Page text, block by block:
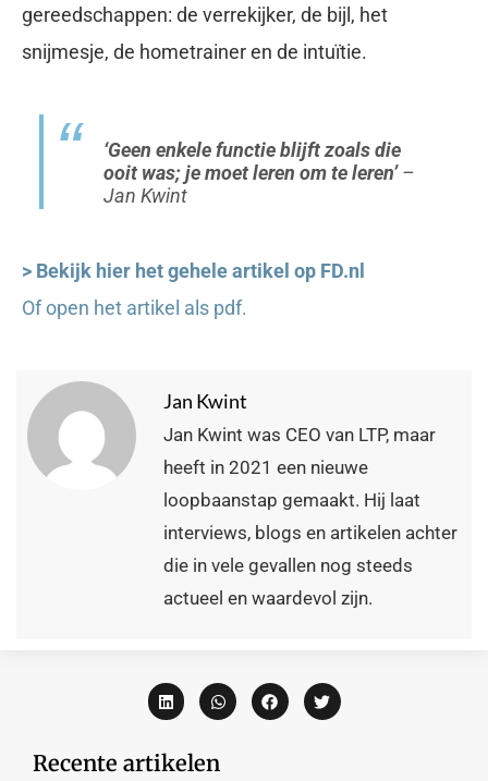
gereedschappen: de verrekijker, de bijl, het
snijmesje, de hometrainer en de intuïtie.
‘Geen enkele functie blijft zoals die
ooit was; je moet leren om te leren’–
Jan Kwint
> Bekijk hier het gehele artikel op FD.nl
Of open het artikel als pdf.
Jan Kwint
Jan Kwint was CEO van LTP, maar
heeft in 2021 een nieuwe
loopbaanstap gemaakt. Hij laat
interviews, blogs en artikelen achter
die in vele gevallen nog steeds
actueel en waardevol zijn.
Recente artikelen